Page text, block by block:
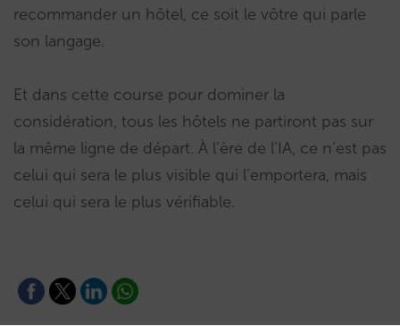
recommander un hôtel, ce soit le vôtre qui parle
son langage.
Et dans cette course pour dominer la
considération, tous les hôtels ne partiront pas sur
la même ligne de départ. À l’ère de l’IA, ce n’est pas
celui qui sera le plus visible qui l’emportera, mais
celui qui sera le plus vérifiable.